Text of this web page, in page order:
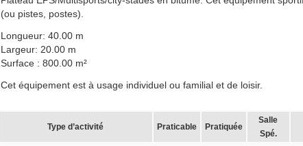
(ou pistes, postes).
Longueur: 40.00 m
Largeur: 20.00 m
Surface : 800.00 m²
Cet équipement est à usage individuel ou familial et de loisir.
Type d’activité Praticable Pratiquée
Salle
Spé.